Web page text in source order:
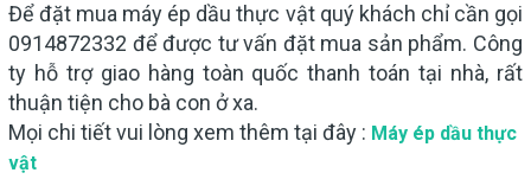
Để đặt mua máy ép dầu thực vật quý khách chỉ cần gọi
0914872332 để được tư vấn đặt mua sản phẩm. Công
ty hỗ trợ giao hàng toàn quốc thanh toán tại nhà, rất
thuận tiện cho bà con ở xa.
Mọi chi tiết vui lòng xem thêm tại đây : Máy ép dầu thực
vật